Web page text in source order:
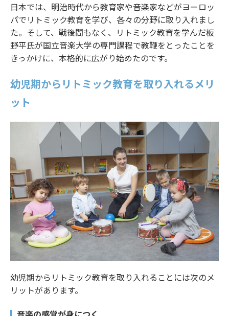
日本では、明治時代から教育家や音楽家などがヨーロッ
パでリトミック教育を学び、各々の分野に取り入れまし
た。そして、戦後間もなく、リトミック教育を学んだ板
野平氏が国立音楽大学の専門課程で教鞭をとったことを
きっかけに、本格的に広がり始めたのです。
幼児期からリトミック教育を取り入れるメリ
ット
幼児期からリトミック教育を取り入れることには次のメ
リットがあります。